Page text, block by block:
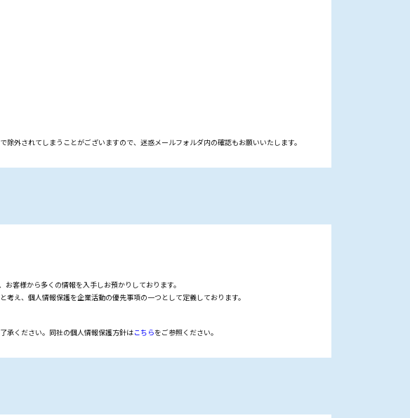
外されてしまうことがございますので、迷惑メールフォルダ内の確認もお願いいたします。
様から多くの情報を入手しお預かりしております。
、個人情報保護を企業活動の優先事項の一つとして定義しております。
ください。同社の個人情報保護方針はこちらをご参照ください。